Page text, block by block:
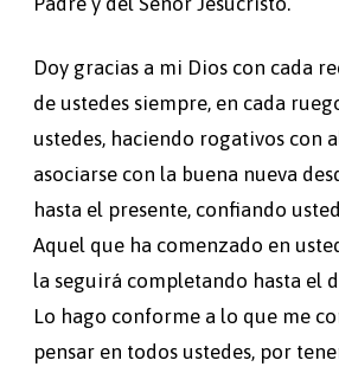
Doy gracias a mi Dios con cada
de ustedes siempre, en cada
ustedes, haciendo rogativos con
asociarse con la buena nueva
hasta el presente, confiando
Aquel que ha comenzado en
la seguirá completando hasta el
Lo hago conforme a lo que me
pensar en todos ustedes, por